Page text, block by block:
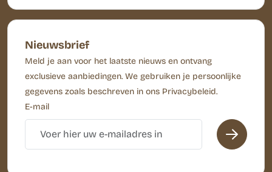
Nieuwsbrief
Meld je aan voor het laatste nieuws en ontvang
exclusieve aanbiedingen. We gebruiken je persoonlijke
gegevens zoals beschreven in ons Privacybeleid.
E-mail